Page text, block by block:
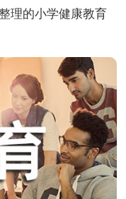
理的小学健康教育